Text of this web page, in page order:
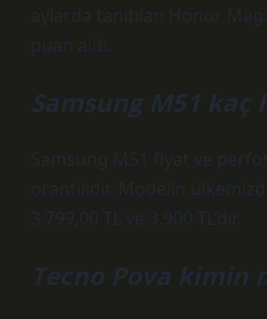
aylarda tanıtılan Honor
puan aldı.
Samsung M51 kaç
Samsung M51 fiyat ve
orantılıdır. Modelin
3.799,00 TL ve 3.900 TL’dir.
Tecno Pova kimin